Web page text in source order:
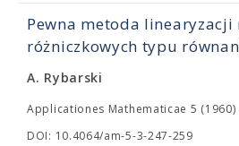
Pewna metoda linearyzacji
różniczkowych typu
A. Rybarski
Applicationes Mathematicae 5 (1960)
DOI: 10.4064/am-5-3-247-259